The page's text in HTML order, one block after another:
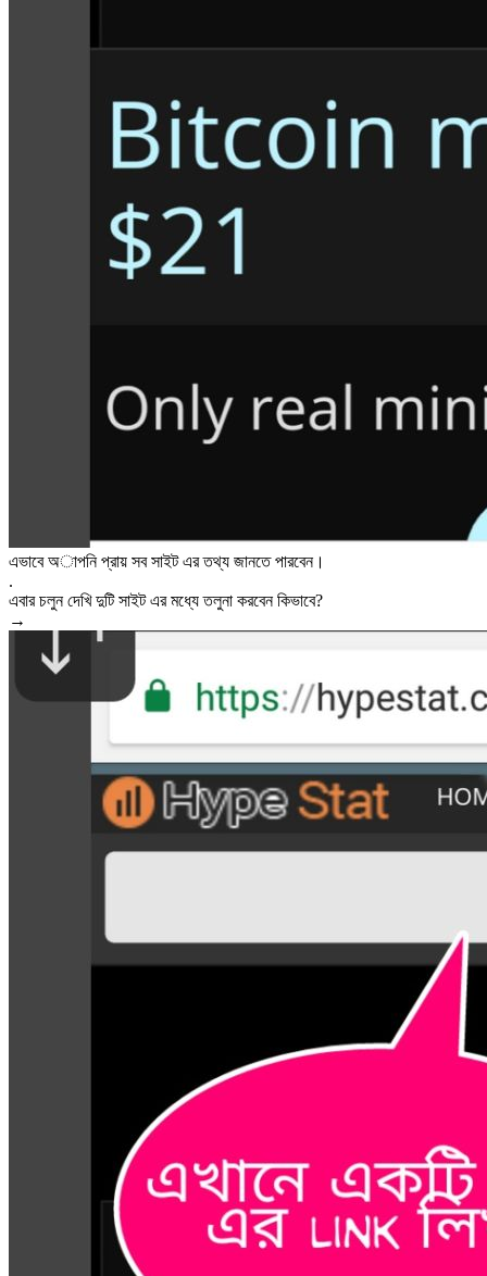
এভাবে অাপনি প্রায় সব সাইট এর তথ্য জানতে পারবেন।
.
এবার চলুন দেখি দুটি সাইট এর মধ্যে তলুনা করবেন কিভাবে?
→